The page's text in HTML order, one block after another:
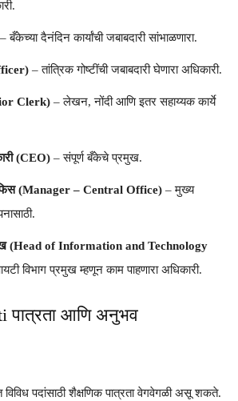
– बँकेच्या दैनंदिन कार्यांची जबाबदारी सांभाळणारा.
– तांत्रिक गोष्टींची जबाबदारी घेणारा अधिकारी.
Clerk) – लेखन, नोंदी आणि इतर सहाय्यक कार्ये
(CEO) – संपूर्ण बँकेचे प्रमुख.
(Manager – Central Office) – मुख्य
(Head of Information and Technology
विभाग प्रमुख म्हणून काम पाहणारा अधिकारी.
पात्रता आणि अनुभव
पदांसाठी शैक्षणिक पात्रता वेगवेगळी असू शकते.